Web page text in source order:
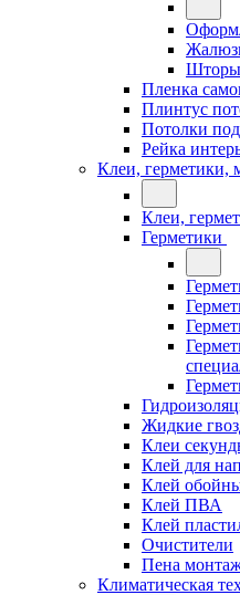
Шторы
Пленка
Плинтус
Потолки
Рейка
Клеи, герметики,
Клеи,
Герметики
Жидкие
Клеи
Клей для
Клей
Клей ПВА
Клей
Очистители
Пена
Климатическая